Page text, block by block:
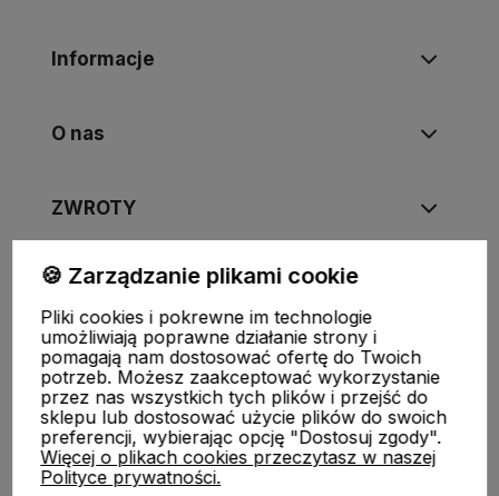
Informacje
O nas
ZWROTY
FUJIMAE| Tel:720-449-766,720-449-767 |
sklep@fujimae.pl|NIP: 9482312351 |REGON: 521904681
🍪 Zarządzanie plikami cookie
Pliki cookies i pokrewne im technologie
umożliwiają poprawne działanie strony i
pomagają nam dostosować ofertę do Twoich
potrzeb. Możesz zaakceptować wykorzystanie
przez nas wszystkich tych plików i przejść do
sklepu lub dostosować użycie plików do swoich
preferencji, wybierając opcję "Dostosuj zgody".
Więcej o plikach cookies przeczytasz w naszej
Polityce prywatności.